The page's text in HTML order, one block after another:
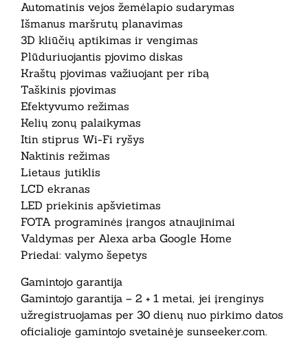
Automatinis vejos žemėlapio sudarymas
Išmanus maršrutų planavimas
3D kliūčių aptikimas ir vengimas
Plūduriuojantis pjovimo diskas
Kraštų pjovimas važiuojant per ribą
Taškinis pjovimas
Efektyvumo režimas
Kelių zonų palaikymas
Itin stiprus Wi-Fi ryšys
Naktinis režimas
Lietaus jutiklis
LCD ekranas
LED priekinis apšvietimas
FOTA programinės įrangos atnaujinimai
Valdymas per Alexa arba Google Home
Priedai: valymo šepetys
Gamintojo garantija
Gamintojo garantija – 2 + 1 metai, jei įrenginys
užregistruojamas per 30 dienų nuo pirkimo datos
oficialioje gamintojo svetainėje sunseeker.com.